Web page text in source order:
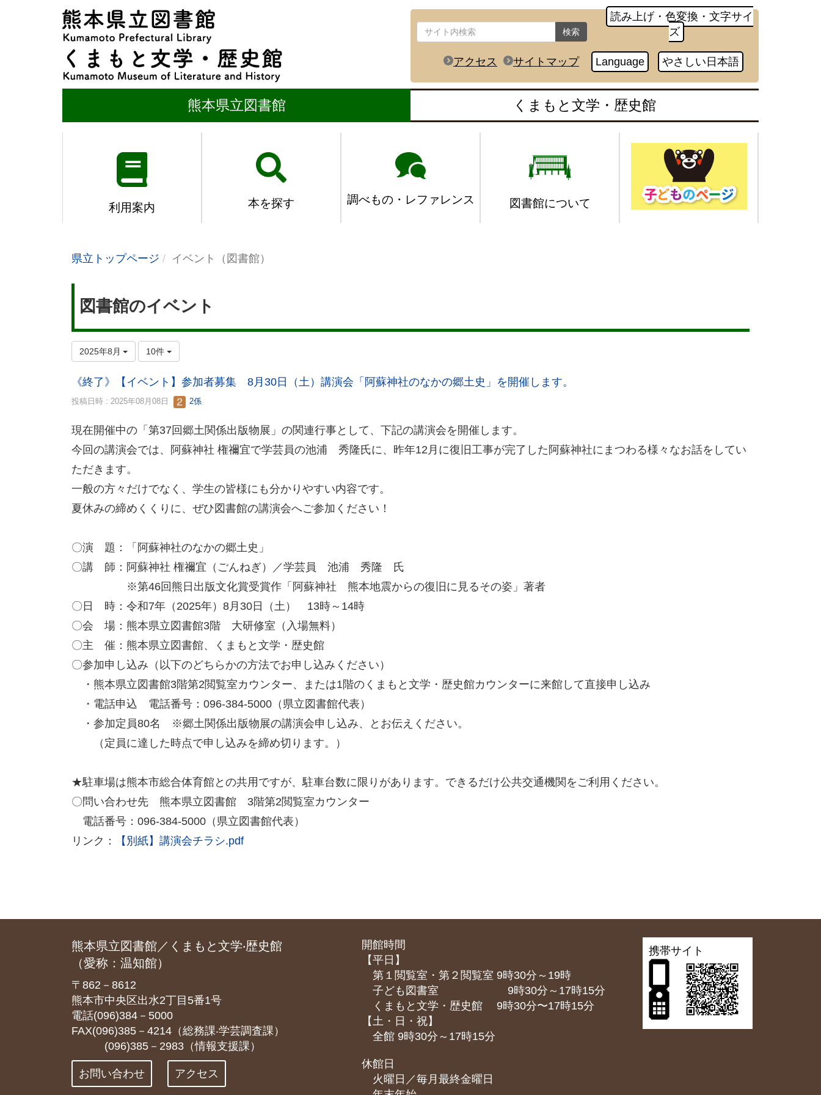
検索
読み上げ・色変換・文字サイ
ズ
アクセス サイトマップ Language やさしい日本語
熊本県立図書館 くまもと文学・歴史館
利用案内 本を探す 調べもの・レファレンス 図書館について
県立トップページ イベント（図書館）
図書館のイベント
2025年8月 10件
《終了》【イベント】参加者募集 8月30日（土）講演会「阿蘇神社のなかの郷土史」を開催します。
投稿日時 : 2025年08月08日 2係
現在開催中の「第37回郷土関係出版物展」の関連行事として、下記の講演会を開催します。
今回の講演会では、阿蘇神社 権禰宜で学芸員の池浦 秀隆氏に、昨年12月に復旧工事が完了した阿蘇神社にまつわる様々なお話をしてい
ただきます。
一般の方々だけでなく、学生の皆様にも分かりやすい内容です。
夏休みの締めくくりに、ぜひ図書館の講演会へご参加ください！
〇演 題：「阿蘇神社のなかの郷土史」
〇講 師：阿蘇神社 権禰宜（ごんねぎ）／学芸員 池浦 秀隆 氏
※第46回熊日出版文化賞受賞作「阿蘇神社 熊本地震からの復旧に見るその姿」著者
〇日 時：令和7年（2025年）8月30日（土） 13時～14時
〇会 場：熊本県立図書館3階 大研修室（入場無料）
〇主 催：熊本県立図書館、くまもと文学・歴史館
〇参加申し込み（以下のどちらかの方法でお申し込みください）
・熊本県立図書館3階第2閲覧室カウンター、または1階のくまもと文学・歴史館カウンターに来館して直接申し込み
・電話申込 電話番号：096-384-5000（県立図書館代表）
・参加定員80名 ※郷土関係出版物展の講演会申し込み、とお伝えください。
（定員に達した時点で申し込みを締め切ります。）
★駐車場は熊本市総合体育館との共用ですが、駐車台数に限りがあります。できるだけ公共交通機関をご利用ください。
〇問い合わせ先 熊本県立図書館 3階第2閲覧室カウンター
電話番号：096-384-5000（県立図書館代表）
リンク：
【別紙】講演会チラシ.pdf
熊本県立図書館／くまもと文学‧歴史館
（愛称：温知館）
〒862－8612
熊本市中央区出水2丁目5番1号
電話(096)384－5000
FAX(096)385－4214（総務課‧学芸調査課）
(096)385－2983（情報支援課）
お問い合わせ アクセス
開館時間
【平日】
第１閲覧室・第２閲覧室 9時30分～19時
子ども図書室 9時30分～17時15分
くまもと⽂学・歴史館 9時30分〜17時15分
【土・日・祝】
全館 9時30分～17時15分
休館日
火曜日／毎月最終金曜日
携帯サイト